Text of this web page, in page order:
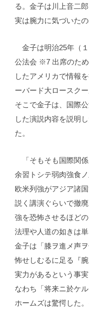
る。金子は川上音二
実は腕力に気づいた
金子は明治25年（
公法会 ※7 出席のた
したアメリカで情報
ーバード大ロースク
そこで金子は、国際
した演説内容を説明
た。
「そもそも国際関
余習トシテ弱肉強食
欧米列強がアジア諸
説く講演ぐらいで撤
強を恐怖させるほど
法理や人道の如きは
金子は「膝ヲ進メ声
怖せしむるに足る『
実力があるという事
なわち「将来ニ於ケ
ホームズは驚愕した